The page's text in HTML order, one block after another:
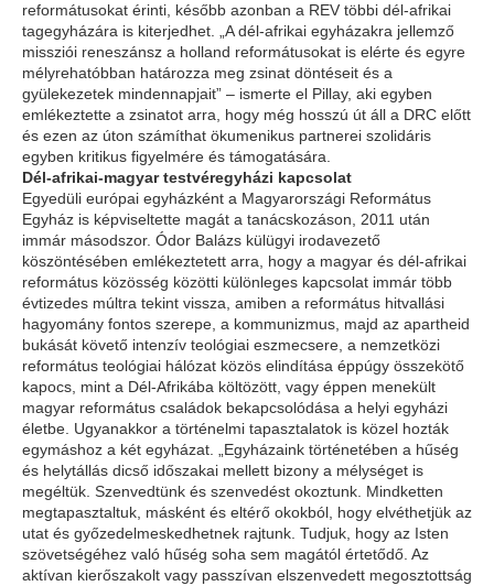
reformátusokat érinti, később azonban a REV többi dél-afrikai
tagegyházára is kiterjedhet. „A dél-afrikai egyházakra jellemző
missziói reneszánsz a holland reformátusokat is elérte és egyre
mélyrehatóbban határozza meg zsinat döntéseit és a
gyülekezetek mindennapjait” – ismerte el Pillay, aki egyben
emlékeztette a zsinatot arra, hogy még hosszú út áll a DRC előtt
és ezen az úton számíthat ökumenikus partnerei szolidáris
egyben kritikus figyelmére és támogatására.
Dél-afrikai-magyar testvéregyházi kapcsolat
Egyedüli európai egyházként a Magyarországi Református
Egyház is képviseltette magát a tanácskozáson, 2011 után
immár másodszor. Ódor Balázs külügyi irodavezető
köszöntésében emlékeztetett arra, hogy a magyar és dél-afrikai
református közösség közötti különleges kapcsolat immár több
évtizedes múltra tekint vissza, amiben a református hitvallási
hagyomány fontos szerepe, a kommunizmus, majd az apartheid
bukását követő intenzív teológiai eszmecsere, a nemzetközi
református teológiai hálózat közös elindítása éppúgy összekötő
kapocs, mint a Dél-Afrikába költözött, vagy éppen menekült
magyar református családok bekapcsolódása a helyi egyházi
életbe. Ugyanakkor a történelmi tapasztalatok is közel hozták
egymáshoz a két egyházat. „Egyházaink történetében a hűség
és helytállás dicső időszakai mellett bizony a mélységet is
megéltük. Szenvedtünk és szenvedést okoztunk. Mindketten
megtapasztaltuk, másként és eltérő okokból, hogy elvéthetjük az
utat és győzedelmeskedhetnek rajtunk. Tudjuk, hogy az Isten
szövetségéhez való hűség soha sem magától értetődő. Az
aktívan kierőszakolt vagy passzívan elszenvedett megosztottság